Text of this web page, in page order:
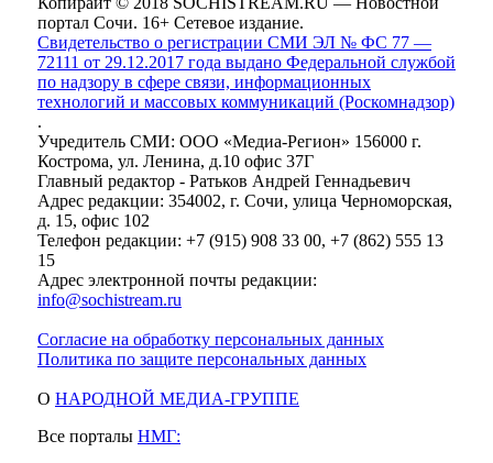
портал Сочи. 16+ Сетевое издание.
Свидетельство о регистрации СМИ ЭЛ № ФС 77 —
72111 от 29.12.2017 года выдано Федеральной службой
по надзору в сфере связи, информационных
технологий и массовых коммуникаций (Роскомнадзор)
.
Учредитель СМИ: ООО «Медиа-Регион» 156000 г.
Кострома, ул. Ленина, д.10 офис 37Г
Главный редактор - Ратьков Андрей Геннадьевич
Адрес редакции: 354002, г. Сочи, улица Черноморская,
д. 15, офис 102
Телефон редакции: +7 (915) 908 33 00, +7 (862) 555 13
15
Адрес электронной почты редакции:
info@sochistream.ru
Согласие на обработку персональных данных
Политика по защите персональных данных
О НАРОДНОЙ МЕДИА-ГРУППЕ
Все порталы НМГ: